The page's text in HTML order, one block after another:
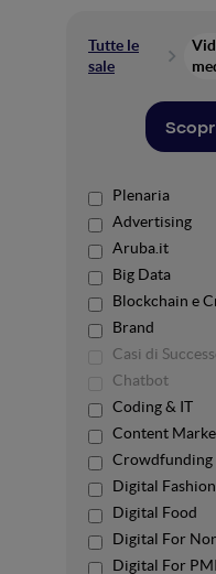
Tutte le
sale
Plenaria
Advertising
Aruba.it
Big Data
Blockchain e
Brand
Casi di
Chatbot
Coding & IT
Content
Crowdfunding
Digital Fashion
Digital Food
Digital For
Digital For PMI